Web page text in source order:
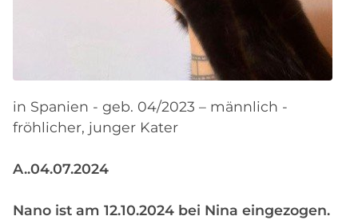
in Spanien - geb. 04/2023 – männlich -
fröhlicher, junger Kater
A..04.07.2024
Nano ist am 12.10.2024 bei Nina eingezogen.